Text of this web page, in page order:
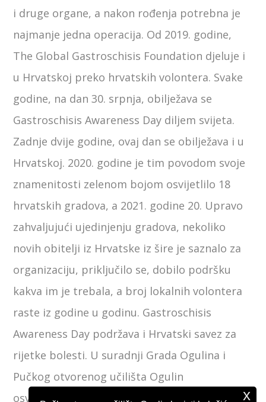
i druge organe, a nakon rođenja potrebna je
najmanje jedna operacija. Od 2019. godine,
The Global Gastroschisis Foundation djeluje i
u Hrvatskoj preko hrvatskih volontera. Svake
godine, na dan 30. srpnja, obilježava se
Gastroschisis Awareness Day diljem svijeta.
Zadnje dvije godine, ovaj dan se obilježava i u
Hrvatskoj. 2020. godine je tim povodom svoje
znamenitosti zelenom bojom osvijetlilo 18
hrvatskih gradova, a 2021. godine 20. Upravo
zahvaljujući ujedinjenju gradova, nekoliko
novih obitelji iz Hrvatske iz šire je saznalo za
organizaciju, priključilo se, dobilo podršku
kakva im je trebala, a broj lokalnih volontera
raste iz godine u godinu. Gastroschisis
Awareness Day podržava i Hrvatski savez za
rijetke bolesti. U suradnji Grada Ogulina i
Pučkog otvorenog učilišta Ogulin
osvjetljavanjem golubice zelenom bojom na
x